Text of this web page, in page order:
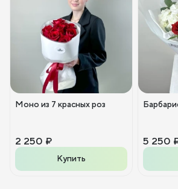
Моно из 7 красных роз
2 250 ₽
Купить
5 250